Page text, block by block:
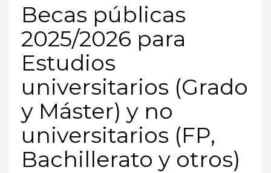
Becas públicas
2025/2026 para
Estudios
universitarios (Grado
y Máster) y no
universitarios (FP,
Bachillerato y otros)